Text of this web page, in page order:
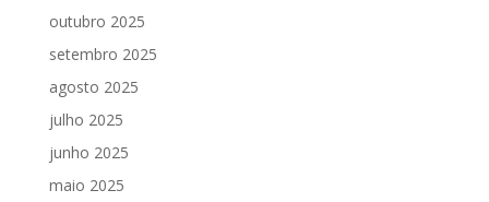
outubro 2025
setembro 2025
agosto 2025
julho 2025
junho 2025
maio 2025